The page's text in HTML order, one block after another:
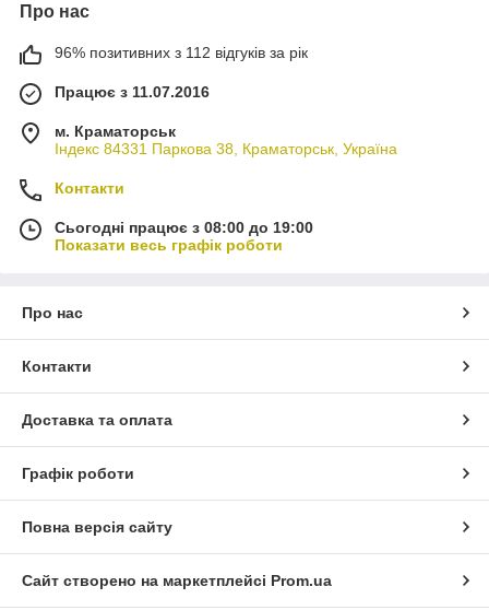
Про нас
96% позитивних з 112 відгуків за рік
Працює з 11.07.2016
м. Краматорськ
Індекс 84331 Паркова 38, Краматорськ, Україна
Контакти
Сьогодні працює з 08:00 до 19:00
Показати весь графік роботи
Про нас
Контакти
Доставка та оплата
Графік роботи
Повна версія сайту
Сайт створено на маркетплейсі Prom.ua